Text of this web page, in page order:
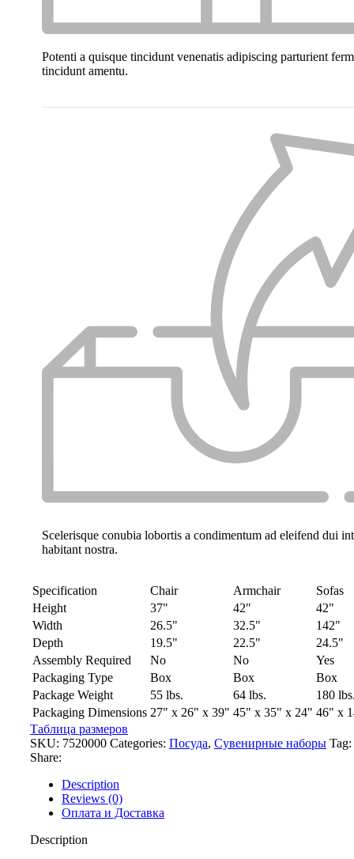
Potenti a quisque tincidunt venenatis adipiscing parturient
tinciduntamentu.
Scelerisque conubia lobortis a condimentum ad eleifend dui
habitant nostra.
Specification Chair Armchair
Sofas
Height
37" 42"
42"
Width
26.5" 32.5"
142"
Depth
19.5" 22.5"
24.5"
Assembly Required
No No
Yes
Packaging Type
Box Box
Box
Package Weight
55 lbs. 64 lbs.
180
Packaging Dimensions 27" x 26" x 39" 45" x 35" x 24" 46" x
Таблица размеров
SKU: 7520000 Categories: Посуда, Сувенирные наборы Tag:
Share:
Description
Reviews (0)
Оплата и Доставка
Description